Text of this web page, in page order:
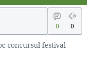
0 0
concursul-festival